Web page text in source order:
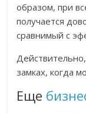
образом, при
получается
сравнимый с
замках, когда
Еще